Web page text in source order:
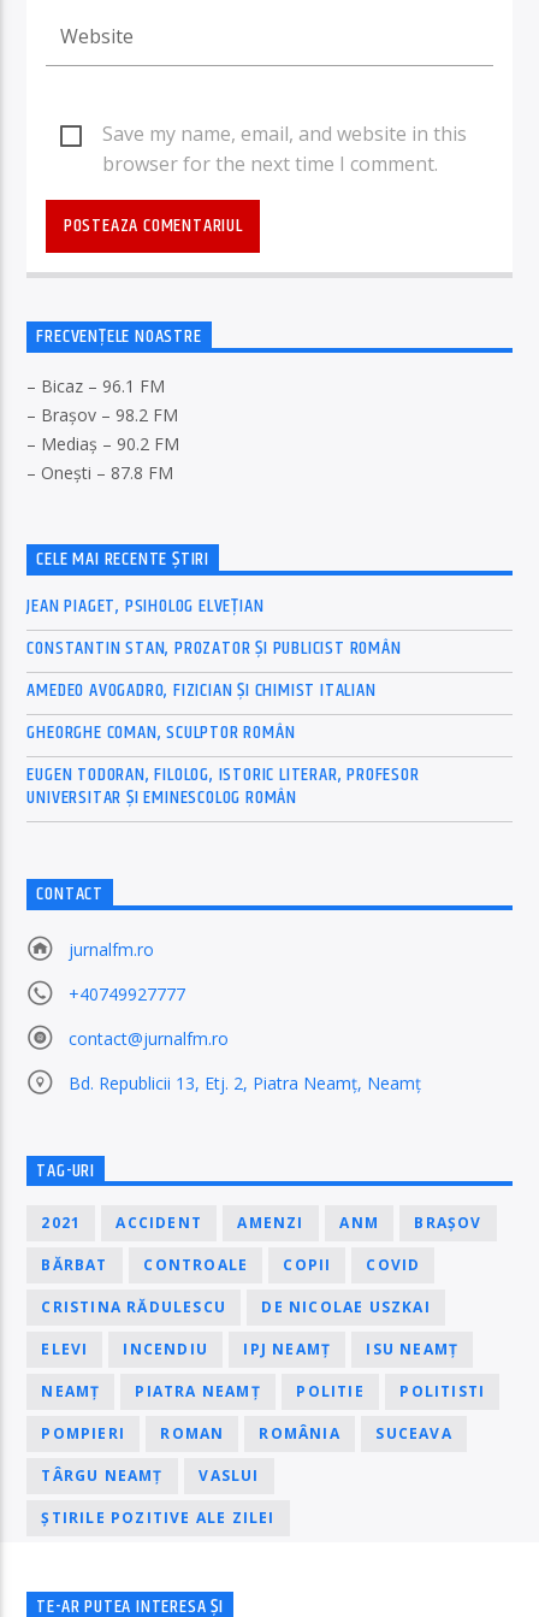
Save my name, email, and website in this
browser for the next time I comment.
FRECVENȚELE NOASTRE
– Bicaz – 96.1 FM
– Brașov – 98.2 FM
– Mediaș – 90.2 FM
– Onești – 87.8 FM
CELE MAI RECENTE ȘTIRI
JEAN PIAGET, PSIHOLOG ELVEȚIAN
CONSTANTIN STAN, PROZATOR ȘI PUBLICIST ROMÂN
AMEDEO AVOGADRO, FIZICIAN ȘI CHIMIST ITALIAN
GHEORGHE COMAN, SCULPTOR ROMÂN
EUGEN TODORAN, FILOLOG, ISTORIC LITERAR, PROFESOR
UNIVERSITAR ȘI EMINESCOLOG ROMÂN
CONTACT
jurnalfm.ro
+40749927777
contact@jurnalfm.ro
Bd. Republicii 13, Etj. 2, Piatra Neamț, Neamț
TAG-URI
2021 ACCIDENT AMENZI ANM BRAȘOV
BĂRBAT CONTROALE COPII COVID
CRISTINA RĂDULESCU DE NICOLAE USZKAI
ELEVI INCENDIU IPJ NEAMȚ ISU NEAMȚ
NEAMȚ PIATRA NEAMȚ POLITIE POLITISTI
POMPIERI ROMAN ROMÂNIA SUCEAVA
TÂRGU NEAMȚ VASLUI
ȘTIRILE POZITIVE ALE ZILEI
TE-AR PUTEA INTERESA ȘI